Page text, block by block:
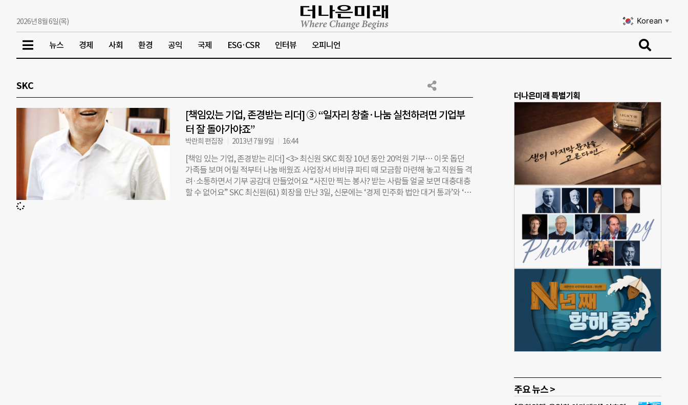
2026년 8월 6일(목) Korean ▼
뉴스 경제 사회 환경 공익 국제 ESG·CSR 인터뷰 오피니언
SKC
[책임있는 기업, 존경받는 리더] ③ “일자리 창출·나눔 실천하려면 기업부
터 잘 돌아가야죠”
박란희 편집장 2013년 7월 9일 16:44
[책임 있는 기업, 존경받는 리더] <3> 최신원 SKC 회장 10년 동안 20억원 기부… 이웃 돕던
가족들 보며 어릴 적부터 나눔 배웠죠 사업장서 바비큐 파티 때 모금함 마련해 놓고 직원들 격
려·소통하면서 기부 공감대 만들었어요 “사진만 찍는 봉사? 받는 사람들 얼굴 보면 대충대충
할 수 없어요” SKC 최신원(61) 회장을 만난 3일, 신문에는 ‘경제 민주화 법안 대거 통과’와 ‘정
더나은미래 특별기획
주요 뉴스 >